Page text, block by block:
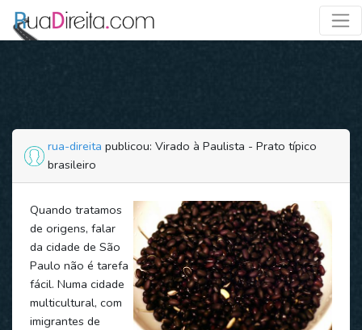
rua-direita publicou: Virado à Paulista - Prato típico
brasileiro
Quando tratamos
de origens, falar
da cidade de São
Paulo não é tarefa
fácil. Numa cidade
multicultural, com
imigrantes de